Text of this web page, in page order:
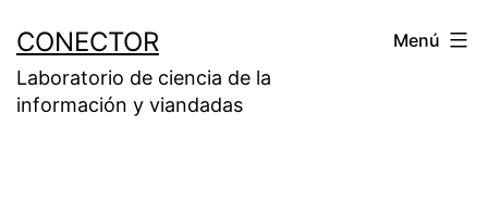
contenido
CONECTOR
Laboratorio de ciencia de la
información y viandadas
Menú